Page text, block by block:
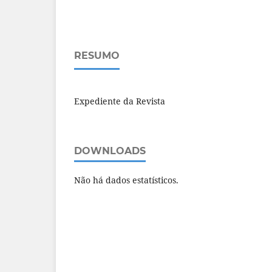
RESUMO
Expediente da Revista
DOWNLOADS
Não há dados estatísticos.